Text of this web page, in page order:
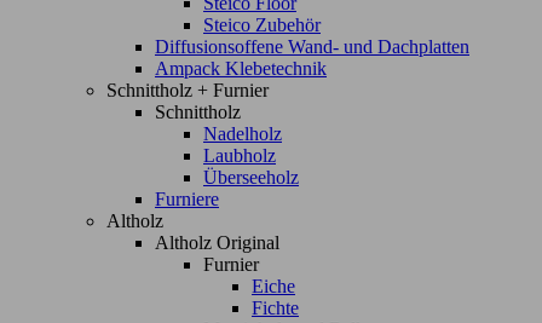
Steico Zubehör
Diffusionsoffene Wand- und Dachplatten
Ampack Klebetechnik
Schnittholz + Furnier
Schnittholz
Nadelholz
Laubholz
Überseeholz
Furniere
Altholz
Altholz Original
Furnier
Eiche
Fichte